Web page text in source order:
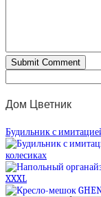
Дом Цветник
Будильник с
колесиках
XXXL